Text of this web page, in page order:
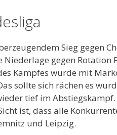
Sieg gegen
gegen Rotation
Kampfes wurde mit
sollte sich rächen es
tief im
ist, dass alle
und Leipzig.